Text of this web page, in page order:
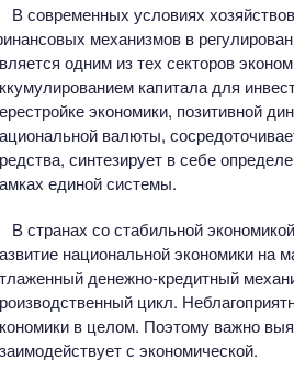
В современных условиях
механизмов в
одним из тех секторов
капитала для
экономики, позитивной
валюты,
синтезирует в себе
единой системы.
В странах со стабильной
национальной экономики на
денежно-кредитный
цикл.
в целом. Поэтому важно
с экономической.